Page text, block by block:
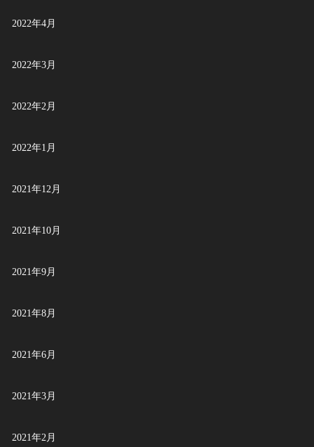
2022年4月
2022年3月
2022年2月
2022年1月
2021年12月
2021年10月
2021年9月
2021年8月
2021年6月
2021年3月
2021年2月